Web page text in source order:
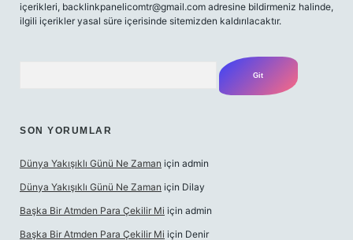
içerikleri, backlinkpanelicomtr@gmail.com adresine bildirmeniz halinde,
ilgili içerikler yasal süre içerisinde sitemizden kaldırılacaktır.
SON YORUMLAR
Dünya Yakışıklı Günü Ne Zaman için admin
Dünya Yakışıklı Günü Ne Zaman için Dilay
Başka Bir Atmden Para Çekilir Mi için admin
Başka Bir Atmden Para Çekilir Mi için Denir